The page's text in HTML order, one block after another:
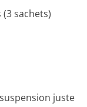
sachets)
juste